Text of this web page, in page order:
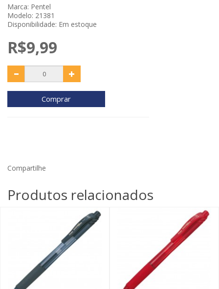
Marca: Pentel
Modelo: 21381
Disponibilidade: Em estoque
R$9,99
Comprar
Compartilhe
Produtos relacionados